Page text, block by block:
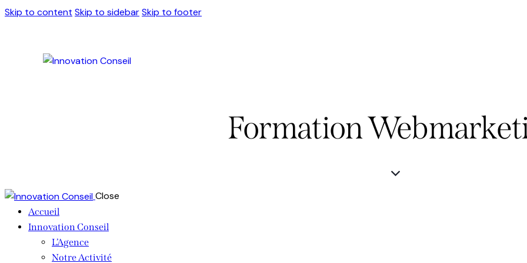
Skip to content Skip to sidebarSkip to footer
Formation
Close
Accueil
Innovation Conseil
L’Agence
Notre Activité